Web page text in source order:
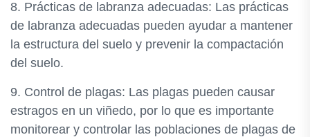
8. Prácticas de labranza adecuadas: Las prácticas
de labranza adecuadas pueden ayudar a mantener
la estructura del suelo y prevenir la compactación
del suelo.
9. Control de plagas: Las plagas pueden causar
estragos en un viñedo, por lo que es importante
monitorear y controlar las poblaciones de plagas de